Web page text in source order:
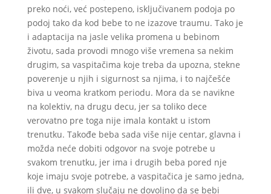
preko noći, već postepeno, isključivanem podoja po
podoj tako da kod bebe to ne izazove traumu. Tako je
i adaptacija na jasle velika promena u bebinom
životu, sada provodi mnogo više vremena sa nekim
drugim, sa vaspitačima koje treba da upozna, stekne
poverenje u njih i sigurnost sa njima, i to najčešće
biva u veoma kratkom periodu. Mora da se navikne
na kolektiv, na drugu decu, jer sa toliko dece
verovatno pre toga nije imala kontakt u istom
trenutku. Takođe beba sada više nije centar, glavna i
možda neće dobiti odgovor na svoje potrebe u
svakom trenutku, jer ima i drugih beba pored nje
koje imaju svoje potrebe, a vaspitačica je samo jedna,
ili dve, u svakom slučaju ne dovoljno da se bebi